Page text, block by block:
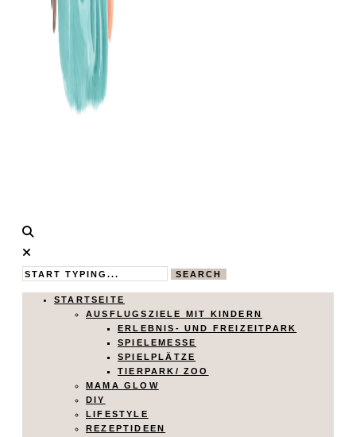
Calistas
Traum
MAMABLOG
SEARCH
STARTSEITE
AUSFLUGSZIELE MIT KINDERN
ERLEBNIS- UND FREIZEITPARK
SPIELEMESSE
SPIELPLÄTZE
TIERPARK/ ZOO
MAMA GLOW
DIY
LIFESTYLE
REZEPTIDEEN